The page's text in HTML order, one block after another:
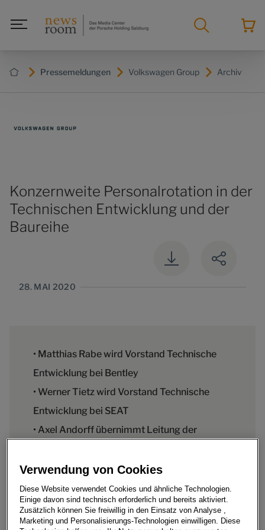
Pressemeldungen Volkswagen Group Archiv
Konzernweite Personalrotation in der
Technischen Entwicklung und der
Baureihe
28. MAI 2020
• Matthias Rabe wird Vorstand Technische
Entwicklung bei Bentley
• Werner Tietz wird Vorstand Technische
Entwicklung bei SEAT
• Axel Andorff übernimmt Leitung der
• Matthias Glodny wird Leiter Baureihe
Baukästen, Antriebe und Module bei
der Marke Volkswagen PKW
Verwendung von Cookies
Diese Website verwendet Cookies und ähnliche Technologien.
Einige davon sind technisch erforderlich und bereits aktiviert.
Zusätzlich können Sie freiwillig in den Einsatz von Analyse ,
Marketing und Personalisierungs-Technologien einwilligen. Diese